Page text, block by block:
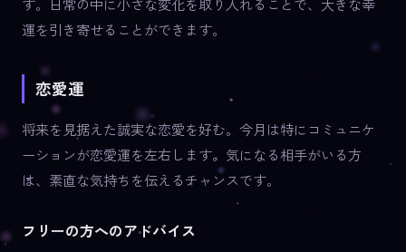
運を引き寄せることができます。
恋愛運
将来を見据えた誠実な恋愛を好む。今月は特にコミュニケ
ーションが恋愛運を左右します。気になる相手がいる方
は、素直な気持ちを伝えるチャンスです。
フリーの方へのアドバイス